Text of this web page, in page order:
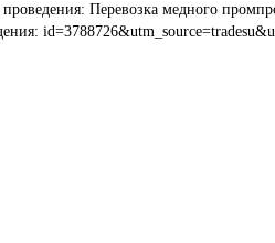
Перевозка медного